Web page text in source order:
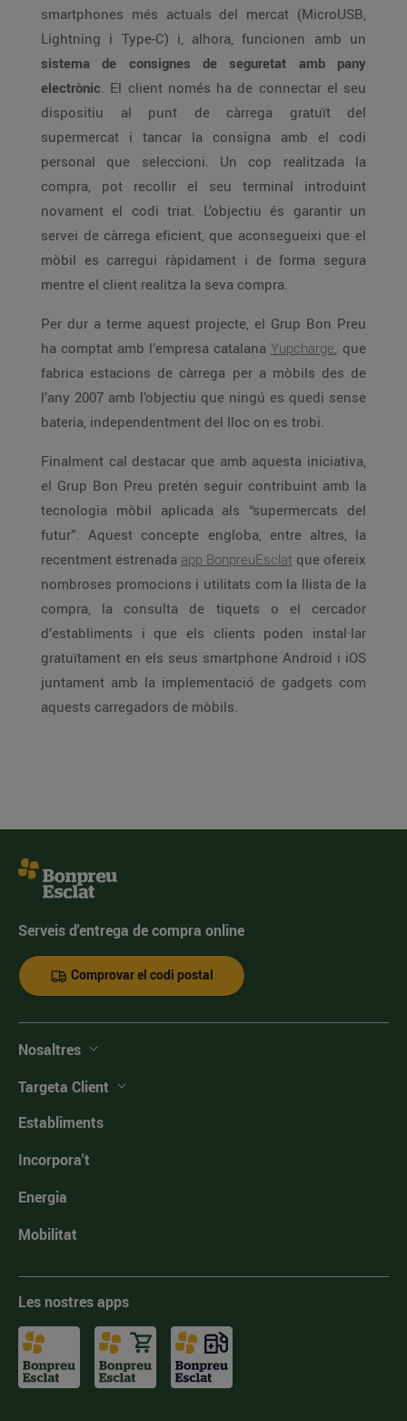
smartphones més actuals del mercat (MicroUSB,
Lightning i Type-C) i, alhora, funcionen amb un
sistema de consignes de seguretat amb pany
electrònic. El client només ha de connectar el seu
dispositiu al punt de càrrega gratuït del
supermercat i tancar la consigna amb el codi
personal que seleccioni. Un cop realitzada la
compra, pot recollir el seu terminal introduint
novament el codi triat. L’objectiu és garantir un
servei de càrrega eficient, que aconsegueixi que el
mòbil es carregui ràpidament i de forma segura
mentre el client realitza la seva compra.
Per dur a terme aquest projecte, el Grup Bon Preu
ha comptat amb l’empresa catalana Yupcharge, que
fabrica estacions de càrrega per a mòbils des de
l’any 2007 amb l’objectiu que ningú es quedi sense
bateria, independentment del lloc on es trobi.
Finalment cal destacar que amb aquesta iniciativa,
el Grup Bon Preu pretén seguir contribuint amb la
tecnologia mòbil aplicada als “supermercats del
futur”. Aquest concepte engloba, entre altres, la
recentment estrenada app BonpreuEsclat que ofereix
nombroses promocions i utilitats com la llista de la
compra, la consulta de tiquets o el cercador
d’establiments i que els clients poden instal·lar
gratuïtament en els seus smartphone Android i iOS
juntament amb la implementació de gadgets com
aquests carregadors de mòbils.
Serveis d'entrega de compra online
Comprovar el codi postal
Nosaltres
Targeta Client
Establiments
Incorpora't
Energia
Mobilitat
Les nostres apps